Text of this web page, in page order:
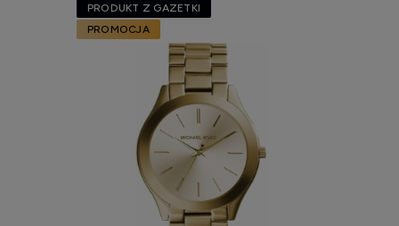
PRODUKT Z GAZETKI
PROMOCJA